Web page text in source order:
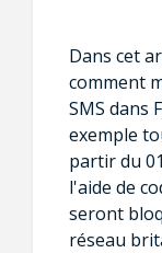
Dans cet
comment
SMS dans
exemple
partir du
l'aide de
seront
réseau